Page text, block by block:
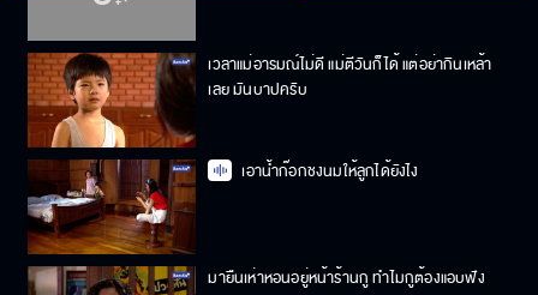
เวลาแม่อารมณ์ไม่ดี แม่ตีวันก็ได้ แต่อย่ากินเหล้า
เลย มันบาปครับ
เอาน้ำก๊อกชงนมให้ลูกได้ยังไง
มายืนเห่าหอนอยู่หน้าร้านกู ทำไมกูต้องแอบฟัง